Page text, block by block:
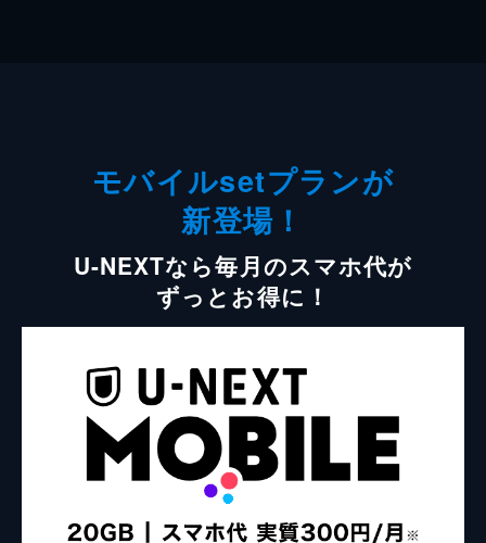
モバイルsetプランが
新登場！
U-NEXTなら毎月のスマホ代が
ずっとお得に！